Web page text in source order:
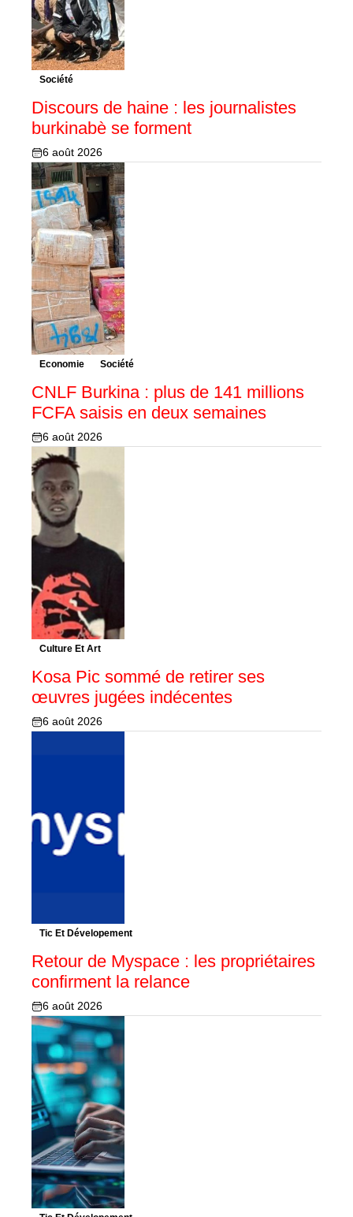
Société
Discours de haine : les journalistes
burkinabè se forment
6 août 2026
Economie Société
CNLF Burkina : plus de 141 millions
FCFA saisis en deux semaines
6 août 2026
Culture Et Art
Kosa Pic sommé de retirer ses
œuvres jugées indécentes
6 août 2026
Tic Et Dévelopement
Retour de Myspace : les propriétaires
confirment la relance
6 août 2026